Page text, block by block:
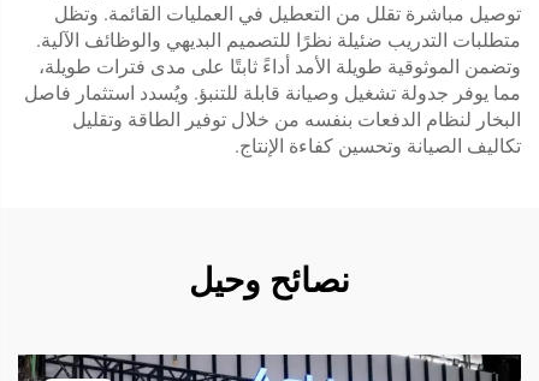
توصيل مباشرة تقلل من التعطيل في العمليات القائمة. وتظل
متطلبات التدريب ضئيلة نظرًا للتصميم البديهي والوظائف الآلية.
وتضمن الموثوقية طويلة الأمد أداءً ثابتًا على مدى فترات طويلة،
مما يوفر جدولة تشغيل وصيانة قابلة للتنبؤ. ويُسدد استثمار فاصل
البخار لنظام الدفعات بنفسه من خلال توفير الطاقة وتقليل
تكاليف الصيانة وتحسين كفاءة الإنتاج.
نصائح وحيل